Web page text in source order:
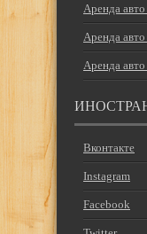
Аренда
Аренда
Аренда
Вконтакте
Instagram
Facebook